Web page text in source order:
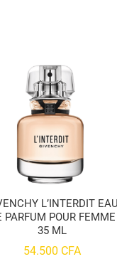
L’INTERDIT
PARFUM POUR FEMME
35 ML
54.500 CFA